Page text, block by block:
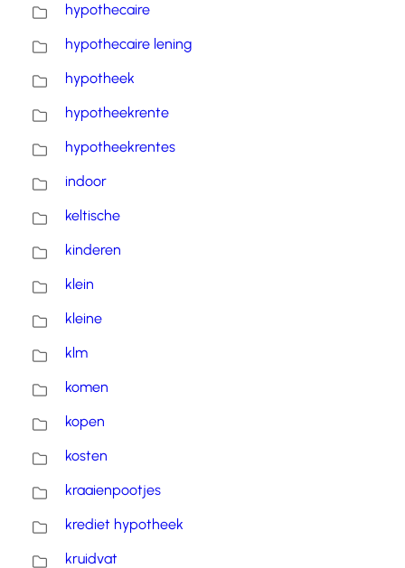
hypothecaire
hypothecaire lening
hypotheek
hypotheekrente
hypotheekrentes
indoor
keltische
kinderen
klein
kleine
klm
komen
kopen
kosten
kraaienpootjes
krediet hypotheek
kruidvat